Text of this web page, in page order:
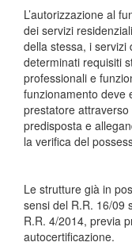
L’autorizzazione al
dei servizi
della stessa, i servizi
determinati requisiti
professionali e
funzionamento deve
prestatore
predisposta e
la verifica del
Le strutture già in
sensi del R.R. 16/09
R.R. 4/2014, previa
autocertificazione.